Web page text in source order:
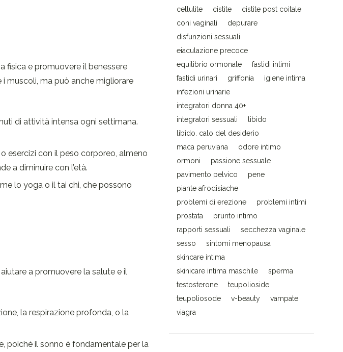
fisica e promuovere il benessere
i muscoli, ma può anche migliorare
di attività intensa ogni settimana.
esercizi con il peso corporeo, almeno
a diminuire con l’età.
lo yoga o il tai chi, che possono
a promuovere la salute e il
la respirazione profonda, o la
poiché il sonno è fondamentale per la
cellulite
cistite
cistite post coitale
coni vaginali
depurare
disfunzioni sessuali
eiaculazione precoce
equilibrio ormonale
fastidi intimi
fastidi urinari
griffonia
igiene intima
infezioni urinarie
integratori donna 40+
integratori sessuali
libido
libido. calo del desiderio
maca peruviana
odore intimo
ormoni
passione sessuale
pavimento pelvico
pene
piante afrodisiache
problemi di erezione
problemi intimi
prostata
prurito intimo
rapporti sessuali
secchezza vaginale
sesso
sintomi menopausa
skincare intima
skinicare intima maschile
sperma
testosterone
teupolioside
teupoliosode
v-beauty
vampate
viagra